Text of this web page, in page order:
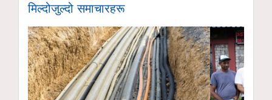
मिल्दोजुल्दो समाचारहरू